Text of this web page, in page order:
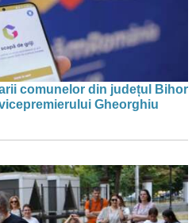
comunelor din județul Bihor
Gheorghiu